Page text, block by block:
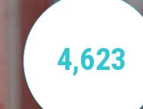
4,623